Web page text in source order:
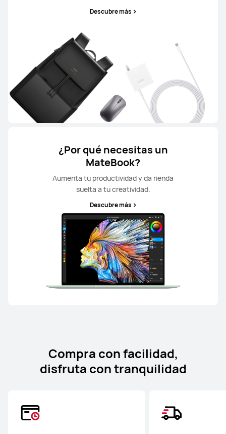
Descubre más
¿Por qué necesitas un
MateBook?
Aumenta tu productividad y da rienda
suelta a tu creatividad.
Descubre más
Compra con facilidad,
disfruta con tranquilidad